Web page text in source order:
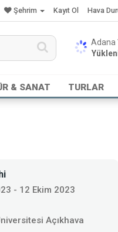
Şehrim Kayıt Ol Hava
& SANAT TURLAR
- 12 Ekim 2023
Açıkhava